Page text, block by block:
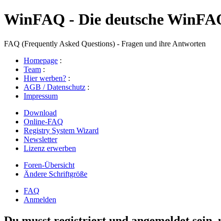
WinFAQ - Die deutsche
FAQ (Frequently Asked Questions) - Fragen und ihre Antworten
Homepage :
Team :
Hier werben? :
AGB / Datenschutz :
Impressum
Download
Online-FAQ
Registry System Wizard
Newsletter
Lizenz erwerben
Foren-Übersicht
Ändere Schriftgröße
FAQ
Anmelden